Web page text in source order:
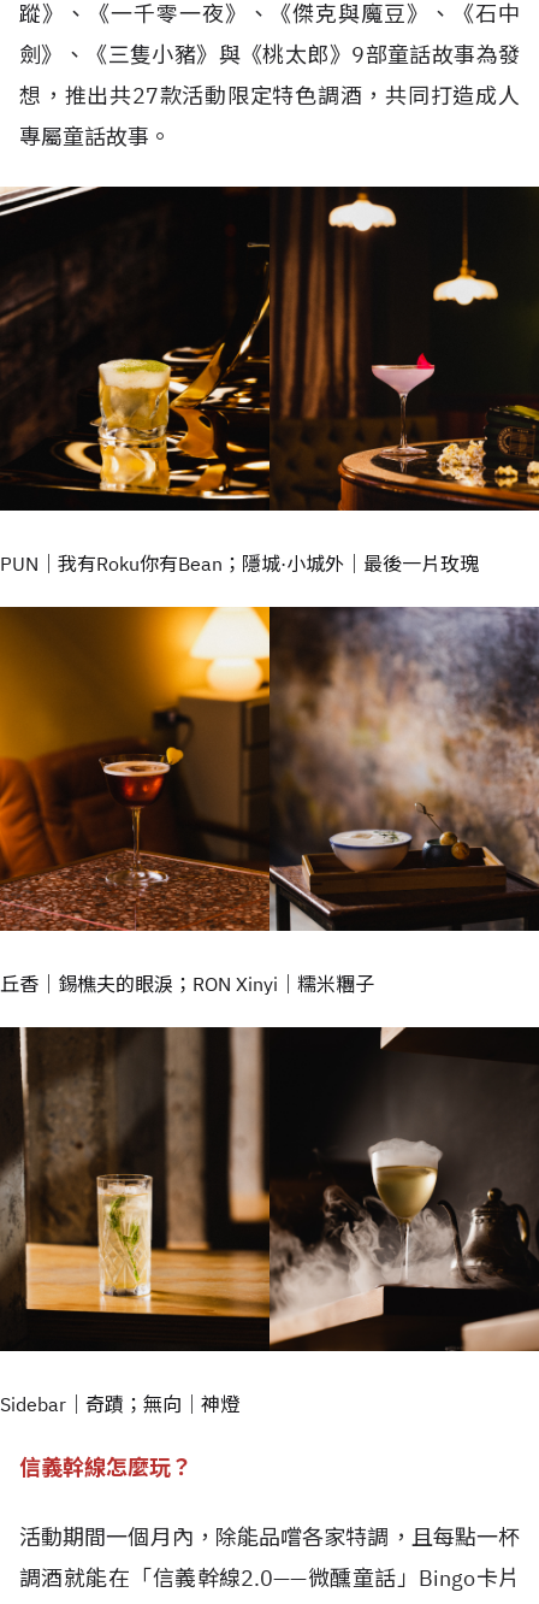
蹤》、《一千零一夜》、《傑克與魔豆》、《石中
劍》、《三隻小豬》與《桃太郎》9部童話故事為發
想，推出共27款活動限定特色調酒，共同打造成人
專屬童話故事。
PUN｜我有Roku你有Bean；隱城·小城外｜最後一片玫瑰
丘香｜錫樵夫的眼淚；RON Xinyi｜糯米糰子
Sidebar｜奇蹟；無向｜神燈
信義幹線怎麼玩？
活動期間一個月內，除能品嚐各家特調，且每點一杯
調酒就能在「信義幹線2.0——微醺童話」Bingo卡片